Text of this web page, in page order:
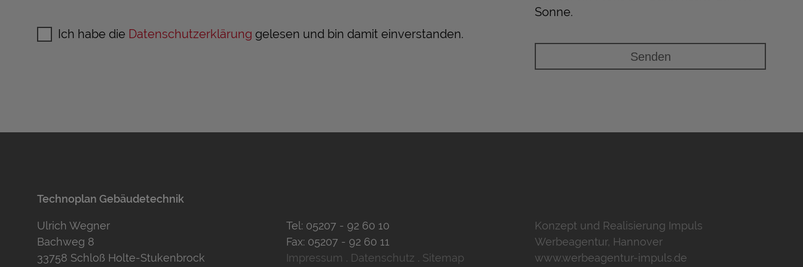
Sonne.
Ich habe die Datenschutzerklärung gelesen und bin damit einverstanden.
Technoplan Gebäudetechnik
Ulrich Wegner
Bachweg 8
33758 Schloß Holte-Stukenbrock
Tel: 05207 - 92 60 10
Fax: 05207 - 92 60 11
Impressum . Datenschutz . Sitemap
Konzept und Realisierung Impuls
Werbeagentur, Hannover
www.werbeagentur-impuls.de